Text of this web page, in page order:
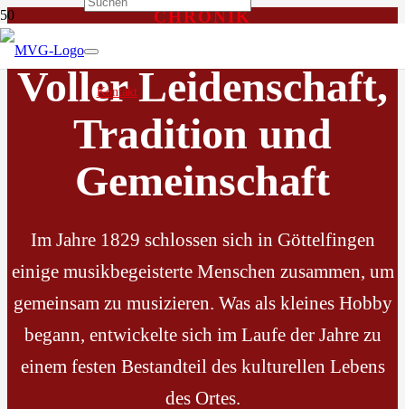
Kontakt
CHRONIK
Voller Leidenschaft,
Tradition und
Gemeinschaft
Im Jahre 1829 schlossen sich in Göttelfingen
einige musikbegeisterte Menschen zusammen, um
gemeinsam zu musizieren. Was als kleines Hobby
begann, entwickelte sich im Laufe der Jahre zu
einem festen Bestandteil des kulturellen Lebens
des Ortes.